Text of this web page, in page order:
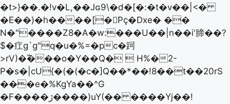
�t>}��.�!v�L,��Jɢ9\�d�[�:�t�v��|<�
�E��)�h����[�͘Pç܏�Dxe� ��
N�"����Z8�A�w:���U��|n��i'腣��?
$�疘g`g"q�u�%=�pc�跒
>rV)�߰���o�Y��Q�  H%�2-
P�s�|cU{�(�(�c�]Q��*��!8��t��20rS
���e�%KgYa��^G
�F����ڒ����)uY(�� ����Yj��!